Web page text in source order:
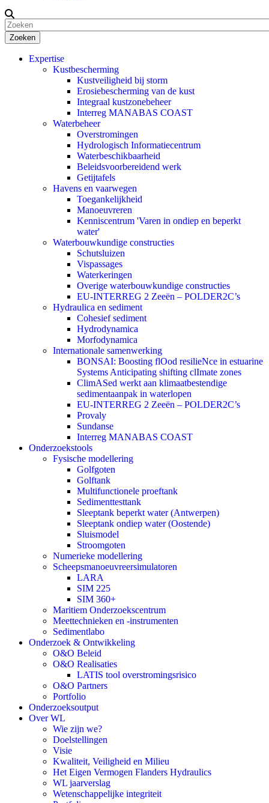
Zoeken
Expertise
Kustbescherming
Kustveiligheid bij storm
Erosiebescherming van de kust
Integraal kustzonebeheer
Interreg MANABAS COAST
Waterbeheer
Overstromingen
Hydrologisch Informatiecentrum
Waterbeschikbaarheid
Beleidsvoorbereidend werk
Getijtafels
Havens en vaarwegen
Toegankelijkheid
Manoeuvreren
Kenniscentrum 'Varen in ondiep en beperkt
water'
Waterbouwkundige constructies
Schutsluizen
Vispassages
Waterkeringen
Overige waterbouwkundige constructies
EU-INTERREG 2 Zeeën – POLDER2C’s
Hydraulica en sediment
Cohesief sediment
Hydrodynamica
Morfodynamica
Internationale samenwerking
BONSAI: Boosting flOod resilieNce in estuarine
Systems Anticipating shifting clImate zones
ClimASed werkt aan klimaatbestendige
sedimentaanpak in waterlopen
EU-INTERREG 2 Zeeën – POLDER2C’s
Provaly
Sundanse
Interreg MANABAS COAST
Onderzoekstools
Fysische modellering
Golfgoten
Golftank
Multifunctionele proeftank
Sedimenttesttank
Sleeptank beperkt water (Antwerpen)
Sleeptank ondiep water (Oostende)
Sluismodel
Stroomgoten
Numerieke modellering
Scheepsmanoeuvreersimulatoren
LARA
SIM 225
SIM 360+
Maritiem Onderzoekscentrum
Meettechnieken en -instrumenten
Sedimentlabo
Onderzoek & Ontwikkeling
O&O Beleid
O&O Realisaties
LATIS tool overstromingsrisico
O&O Partners
Portfolio
Onderzoeksoutput
Over WL
Wie zijn we?
Doelstellingen
Visie
Kwaliteit, Veiligheid en Milieu
Het Eigen Vermogen Flanders Hydraulics
WL jaarverslag
Wetenschappelijke integriteit